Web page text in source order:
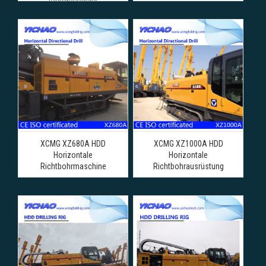
XCMG XZ680A HDD
Horizontale
Richtbohrmaschine
XCMG XZ1000A HDD
Horizontale
Richtbohrausrüstung